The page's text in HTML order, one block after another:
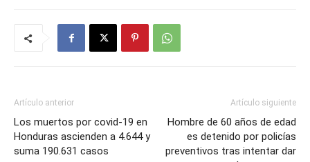
Artículo anterior
Los muertos por covid-19 en
Honduras ascienden a 4.644 y
suma 190.631 casos
Artículo siguiente
Hombre de 60 años de edad
es detenido por policías
preventivos tras intentar dar